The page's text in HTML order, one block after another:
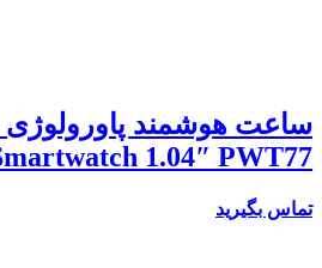
1.04″ PWT77
تماس بگیرید